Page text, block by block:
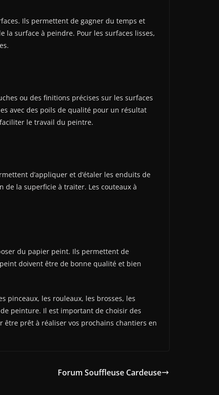
Ils permettent de gagner du temps et
surface à peindre. Pour les surfaces lisses,
ou des finitions précises sur les surfaces
avec des poils de qualité pour un résultat
le travail du peintre.
d’appliquer et d’étaler les enduits de
la superficie à traiter. Les couteaux à
du papier peint. Ils permettent de
doivent être de bonne qualité et bien
pinceaux, les rouleaux, les brosses, les
peinture. Il est important de choisir des
prêt à réaliser vos prochains chantiers en
Forum Souffleuse Cardeuse